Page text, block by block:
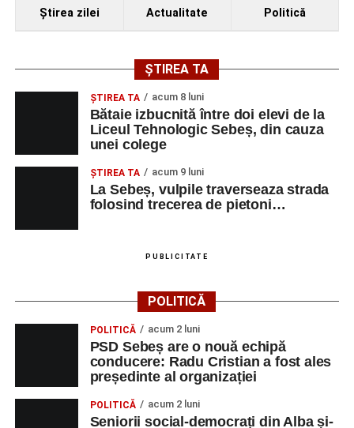
Ştirea zilei Actualitate Politică
ȘTIREA TA
ŞTIREA TA acum 8 luni
Bătaie izbucnită între doi elevi de la
Liceul Tehnologic Sebeș, din cauza
unei colege
ŞTIREA TA acum 9 luni
La Sebeș, vulpile traverseaza strada
folosind trecerea de pietoni…
PUBLICITATE
POLITICĂ
POLITICĂ acum 2 luni
PSD Sebeș are o nouă echipă
conducere: Radu Cristian a fost ales
președinte al organizației
POLITICĂ acum 2 luni
Seniorii social-democrați din Alba și-